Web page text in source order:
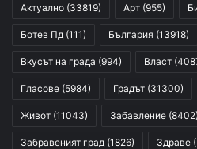
Актуално (33819) Арт (955)
Ботев Пд (111) България (13918)
Вкусът на града (994) Власт
Гласове (5984) Градът (31300)
Живот (11043) Забавление (8402)
Забравеният град (1826) Здраве